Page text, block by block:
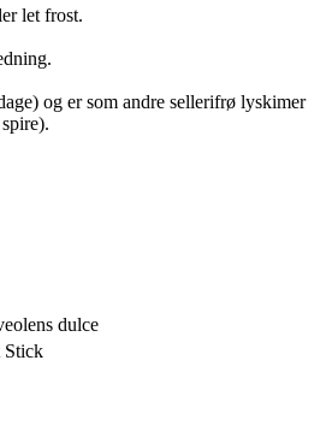
let frost.
og er som andre sellerifrø lyskimer
dulce
Stick